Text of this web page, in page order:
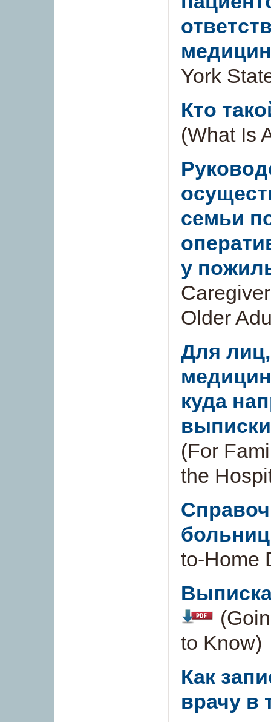
York
Кто
(What Is
семьи
у
Older
Для
куда
(For
the
to-Home
to Know)
Как
врачу в